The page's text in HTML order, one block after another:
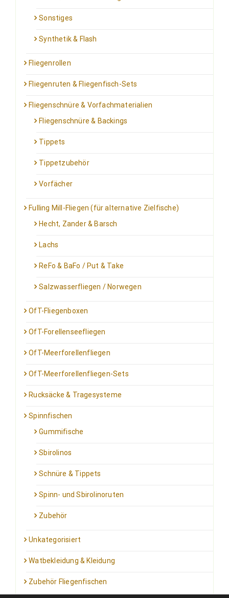
Sonstiges
Synthetik & Flash
Fliegenrollen
Fliegenruten & Fliegenfisch-Sets
Fliegenschnüre & Vorfachmaterialien
Fliegenschnüre & Backings
Tippets
Tippetzubehör
Vorfächer
Fulling Mill-Fliegen (für alternative Zielfische)
Hecht, Zander & Barsch
Lachs
ReFo & BaFo / Put & Take
Salzwasserfliegen / Norwegen
OfT-Fliegenboxen
OfT-Forellenseefliegen
OfT-Meerforellenfliegen
OfT-Meerforellenfliegen-Sets
Rucksäcke & Tragesysteme
Spinnfischen
Gummifische
Sbirolinos
Schnüre & Tippets
Spinn- und Sbirolinoruten
Zubehör
Unkategorisiert
Watbekleidung & Kleidung
Zubehör Fliegenfischen